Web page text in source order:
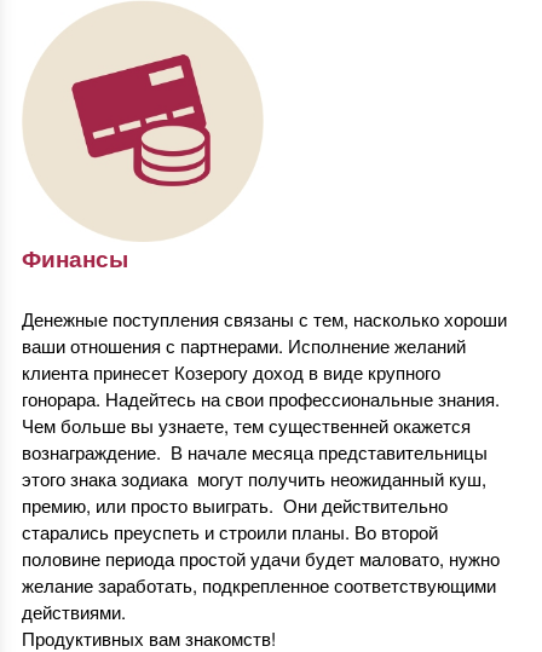
Финансы
Денежные поступления связаны с тем, насколько хороши
ваши отношения с партнерами. Исполнение желаний
клиента принесет Козерогу доход в виде крупного
гонорара. Надейтесь на свои профессиональные знания.
Чем больше вы узнаете, тем существенней окажется
вознаграждение. В начале месяца представительницы
этого знака зодиака могут получить неожиданный куш,
премию, или просто выиграть. Они действительно
старались преуспеть и строили планы. Во второй
половине периода простой удачи будет маловато, нужно
желание заработать, подкрепленное соответствующими
действиями.
Продуктивных вам знакомств!